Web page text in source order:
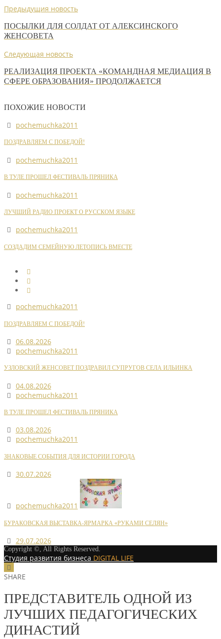
Предыдущия новость
ПОСЫЛКИ ДЛЯ СОЛДАТ ОТ АЛЕКСИНСКОГО
ЖЕНСОВЕТА
Следующая новость
РЕАЛИЗАЦИЯ ПРОЕКТА «КОМАНДНАЯ МЕДИАЦИЯ В
СФЕРЕ ОБРАЗОВАНИЯ» ПРОДОЛЖАЕТСЯ
ПОХОЖИЕ НОВОСТИ
pochemuchka2011
ПОЗДРАВЛЯЕМ С ПОБЕДОЙ!
pochemuchka2011
В ТУЛЕ ПРОШЕЛ ФЕСТИВАЛЬ ПРЯНИКА
pochemuchka2011
ЛУЧШИЙ РАДИО ПРОЕКТ О РУССКОМ ЯЗЫКЕ
pochemuchka2011
СОЗДАДИМ СЕМЕЙНУЮ ЛЕТОПИСЬ ВМЕСТЕ
pochemuchka2011
ПОЗДРАВЛЯЕМ С ПОБЕДОЙ!
06.08.2026
pochemuchka2011
УЗЛОВСКИЙ ЖЕНСОВЕТ ПОЗДРАВИЛ СУПРУГОВ СЕЛА ИЛЬИНКА
04.08.2026
pochemuchka2011
В ТУЛЕ ПРОШЕЛ ФЕСТИВАЛЬ ПРЯНИКА
03.08.2026
pochemuchka2011
ЗНАКОВЫЕ СОБЫТИЯ ДЛЯ ИСТОРИИ ГОРОДА
30.07.2026
pochemuchka2011
БУРАКОВСКАЯ ВЫСТАВКА-ЯРМАРКА «РУКАМИ СЕЛЯН»
29.07.2026
Copyright ©, All Rights Reserved.
Студия развития бизнеса DIGITAL LIFE
SHARE
ПРЕДСТАВИТЕЛЬ ОДНОЙ ИЗ
ЛУЧШИХ ПЕДАГОГИЧЕСКИХ
ДИНАСТИЙ